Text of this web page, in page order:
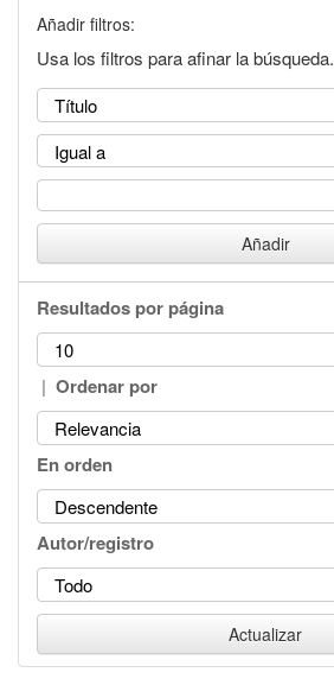
Añadir filtros:
Usa los filtros para afinar la búsqueda.
Resultados por página
| Ordenar por
En orden
Autor/registro